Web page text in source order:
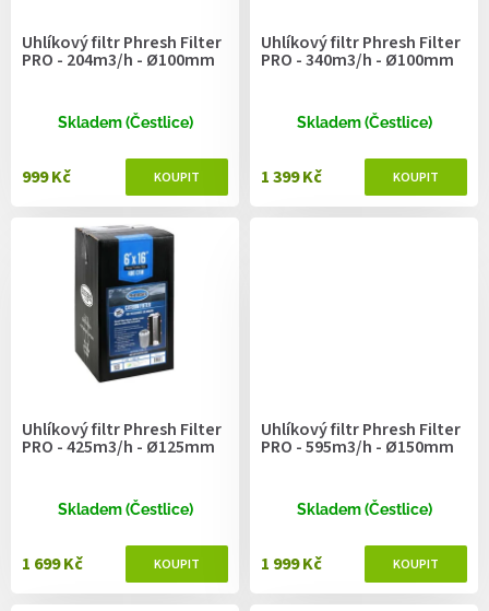
Uhlíkový filtr Phresh Filter
PRO - 204m3/h - Ø100mm
Skladem (Čestlice)
999 Kč
Uhlíkový filtr Phresh Filter
PRO - 340m3/h - Ø100mm
Skladem (Čestlice)
1 399 Kč
Uhlíkový filtr Phresh Filter
PRO - 425m3/h - Ø125mm
Skladem (Čestlice)
1 699 Kč
Uhlíkový filtr Phresh Filter
PRO - 595m3/h - Ø150mm
Skladem (Čestlice)
1 999 Kč